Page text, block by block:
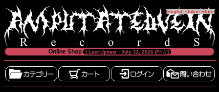
[English Online Store]
Online Shop [ Last Update : July 31, 2026 (Fri.) ]